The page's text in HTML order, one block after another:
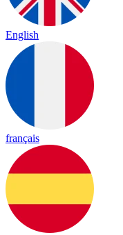
English
français